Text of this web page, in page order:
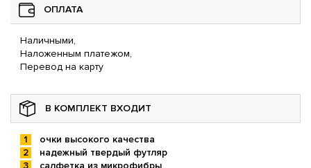
ОПЛАТА
Наличными,
Наложенным платежом,
Перевод на карту
В КОМПЛЕКТ ВХОДИТ
очки высокого качества
надежный твердый футляр